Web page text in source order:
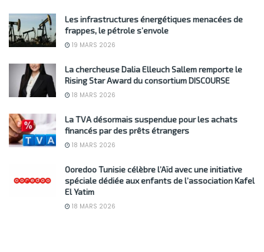
Les infrastructures énergétiques menacées de
frappes, le pétrole s’envole
19 MARS 2026
La chercheuse Dalia Elleuch Sallem remporte le
Rising Star Award du consortium DISCOURSE
18 MARS 2026
La TVA désormais suspendue pour les achats
financés par des prêts étrangers
18 MARS 2026
Ooredoo Tunisie célèbre l’Aïd avec une initiative
spéciale dédiée aux enfants de l’association Kafel
El Yatim
18 MARS 2026